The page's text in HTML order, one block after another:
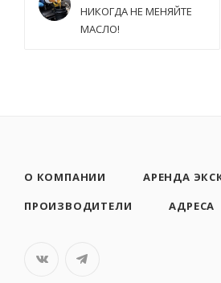
НИКОГДА НЕ МЕНЯЙТЕ
МАСЛО!
О КОМПАНИИ АРЕНДА
ПРОИЗВОДИТЕЛИ
АДРЕСА